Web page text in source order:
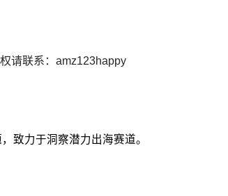
请联系：amz123happy
致力于洞察潜力出海赛道。